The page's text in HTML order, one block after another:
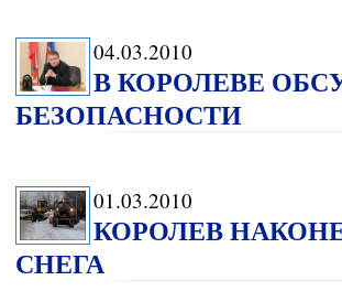
04.03.2010
В КОРОЛЕВЕ
БЕЗОПАСНОСТИ
01.03.2010
КОРОЛЕВ
СНЕГА